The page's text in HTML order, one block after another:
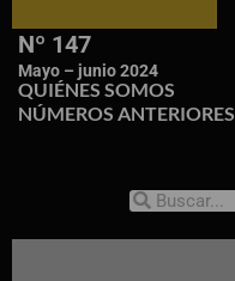
Nº 147
Mayo – junio 2024
QUIÉNES SOMOS
NÚMEROS ANTERIORES